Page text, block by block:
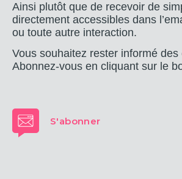
Ainsi plutôt que de recevoir de
directement accessibles dans
ou toute autre interaction.
Vous souhaitez rester informé
Abonnez-vous en cliquant sur le
S'abonner